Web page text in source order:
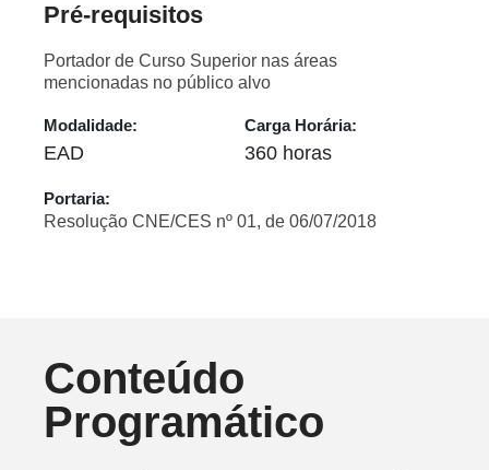
Pré-requisitos
Portador de Curso Superior nas áreas
mencionadas no público alvo
Modalidade:
EAD
Carga Horária:
360 horas
Portaria:
Resolução CNE/CES nº 01, de 06/07/2018
Conteúdo
Programático